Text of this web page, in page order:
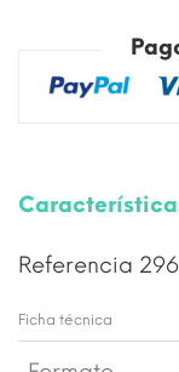
Referencia
Ficha técnica